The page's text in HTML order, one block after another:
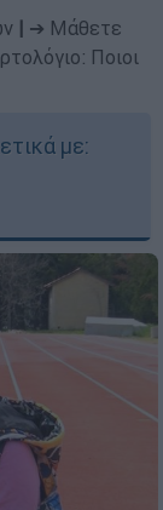
➔ Μάθετε
Ποιοι
με: